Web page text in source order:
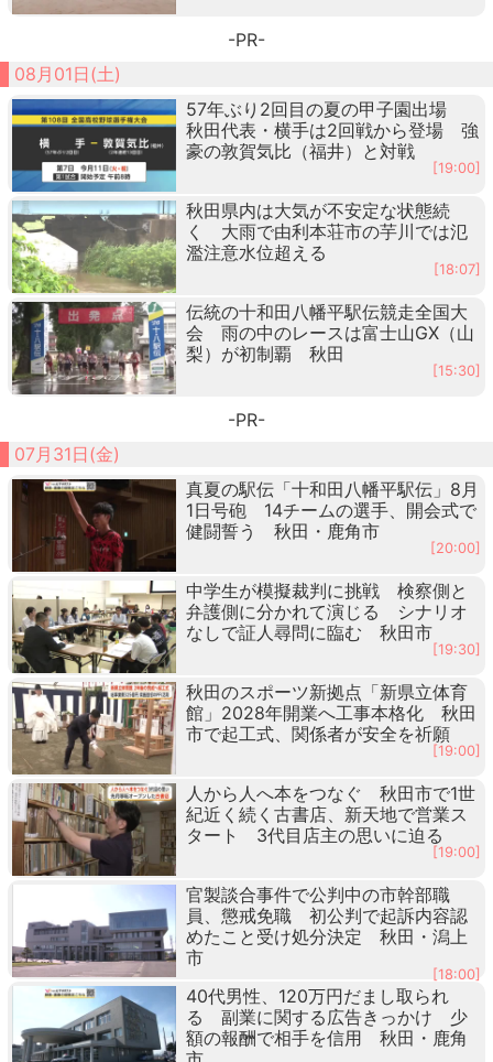
-PR-
08月01日(土)
57年ぶり2回目の夏の甲子園出場
秋田代表・横手は2回戦から登場 強
豪の敦賀気比（福井）と対戦
[19:00]
秋田県内は大気が不安定な状態続
く 大雨で由利本荘市の芋川では氾
濫注意水位超える
[18:07]
伝統の十和田八幡平駅伝競走全国大
会 雨の中のレースは富士山GX（山
梨）が初制覇 秋田
[15:30]
-PR-
07月31日(金)
真夏の駅伝「十和田八幡平駅伝」8月
1日号砲 14チームの選手、開会式で
健闘誓う 秋田・鹿角市
[20:00]
中学生が模擬裁判に挑戦 検察側と
弁護側に分かれて演じる シナリオ
なしで証人尋問に臨む 秋田市
[19:30]
秋田のスポーツ新拠点「新県立体育
館」2028年開業へ工事本格化 秋田
市で起工式、関係者が安全を祈願
[19:00]
人から人へ本をつなぐ 秋田市で1世
紀近く続く古書店、新天地で営業ス
タート 3代目店主の思いに迫る
[19:00]
官製談合事件で公判中の市幹部職
員、懲戒免職 初公判で起訴内容認
めたこと受け処分決定 秋田・潟上
市
[18:00]
40代男性、120万円だまし取られ
る 副業に関する広告きっかけ 少
額の報酬で相手を信用 秋田・鹿角